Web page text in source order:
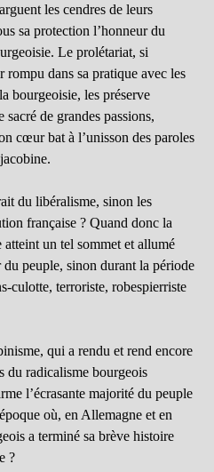
les cendres de leurs
sa protection l’honneur du
Le prolétariat, si
rompu dans sa pratique avec les
bourgeoisie, les préserve
de grandes passions,
cœur bat à l’unisson des paroles
du libéralisme, sinon les
française ? Quand donc la
un tel sommet et allumé
peuple, sinon durant la période
culotte, terroriste, robespierriste
qui a rendu et rend encore
du radicalisme bourgeois
l’écrasante majorité du peuple
où, en Allemagne et en
a terminé sa brève histoire
?